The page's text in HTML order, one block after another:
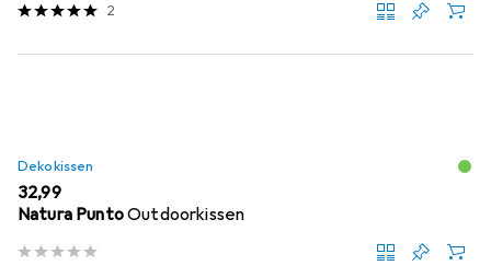
2
Dekokissen
EUR
32,99
Natura PuntoOutdoorkissen